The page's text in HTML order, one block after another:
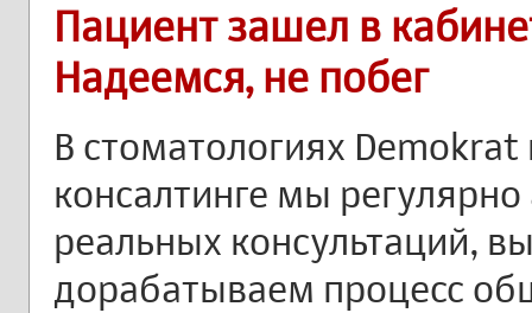
Пациент зашел в
Надеемся, не побег
В стоматологиях
консалтинге мы
реальных консультаций,
дорабатываем процесс